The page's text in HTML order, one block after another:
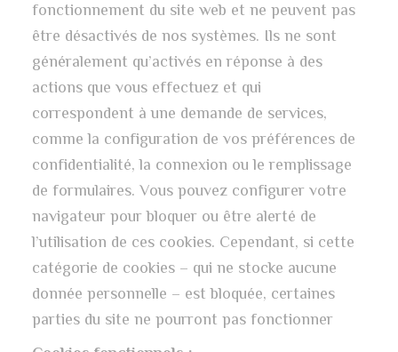
fonctionnement du site web et ne peuvent pas
être désactivés de nos systèmes. Ils ne sont
généralement qu’activés en réponse à des
actions que vous effectuez et qui
correspondent à une demande de services,
comme la configuration de vos préférences de
confidentialité, la connexion ou le remplissage
de formulaires. Vous pouvez configurer votre
navigateur pour bloquer ou être alerté de
l’utilisation de ces cookies. Cependant, si cette
catégorie de cookies – qui ne stocke aucune
donnée personnelle – est bloquée, certaines
parties du site ne pourront pas fonctionner